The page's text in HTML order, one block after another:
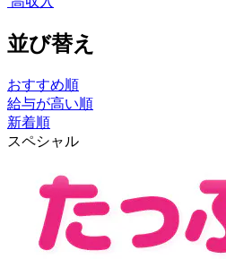
並び替え
おすすめ順
給与が高い順
新着順
スペシャル